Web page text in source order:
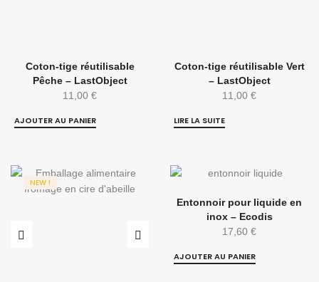
Coton-tige réutilisable
Pêche – LastObject
11,00 €
AJOUTER AU PANIER
Coton-tige réutilisable Vert
– LastObject
11,00 €
LIRE LA SUITE
NEW !
Entonnoir pour liquide en
inox – Ecodis
17,60 €
AJOUTER AU PANIER